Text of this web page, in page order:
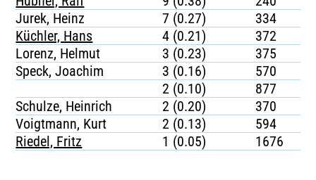
Jurek, Heinz
7 (0.27)
334
Küchler, Hans
4 (0.21)
372
Lorenz, Helmut
3 (0.23)
375
Speck, Joachim
3 (0.16)
570
2 (0.10)
877
Schulze, Heinrich
2 (0.20)
370
Voigtmann, Kurt
2 (0.13)
594
Riedel, Fritz
1 (0.05) 1676